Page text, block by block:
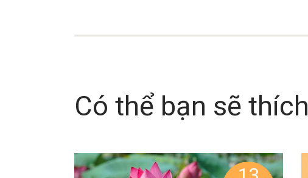
Có thể bạn sẽ thích